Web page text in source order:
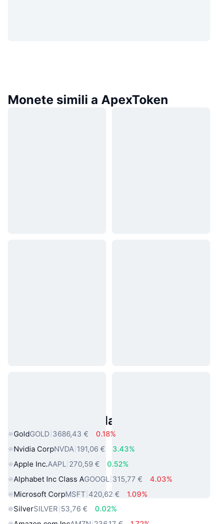
Monete simili a ApexToken
Asset reali popolari
GoldGOLD 3686,43 €
0.18%
Nvidia CorpNVDA 191,06 €
3.43%
Apple Inc.AAPL 270,59 €
0.52%
Alphabet Inc Class AGOOGL 315,77 €
4.03%
Microsoft CorpMSFT 420,62 €
1.09%
SilverSILVER 53,76 €
0.02%